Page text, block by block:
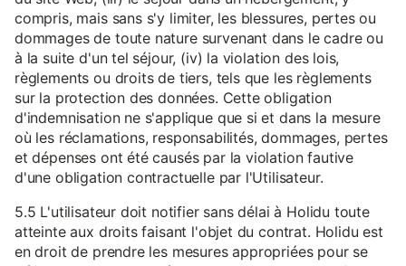
compris, mais sans s'y limiter, les blessures, pertes ou
dommages de toute nature survenant dans le cadre ou
à la suite d'un tel séjour, (iv) la violation des lois,
règlements ou droits de tiers, tels que les règlements
sur la protection des données. Cette obligation
d'indemnisation ne s'applique que si et dans la mesure
où les réclamations, responsabilités, dommages, pertes
et dépenses ont été causés par la violation fautive
d'une obligation contractuelle par l'Utilisateur.
5.5 L'utilisateur doit notifier sans délai à Holidu toute
atteinte aux droits faisant l'objet du contrat. Holidu est
en droit de prendre les mesures appropriées pour se